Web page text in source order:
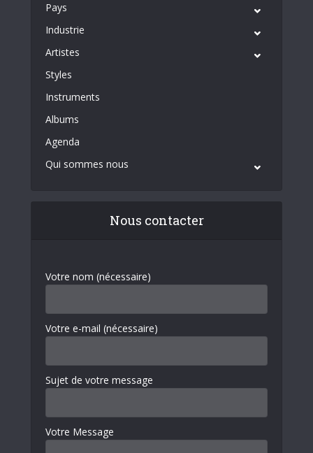
Pays
Industrie
Artistes
Styles
Instruments
Albums
Agenda
Qui sommes nous
Nous contacter
Votre nom (nécessaire)
Votre e-mail (nécessaire)
Sujet de votre message
Votre Message